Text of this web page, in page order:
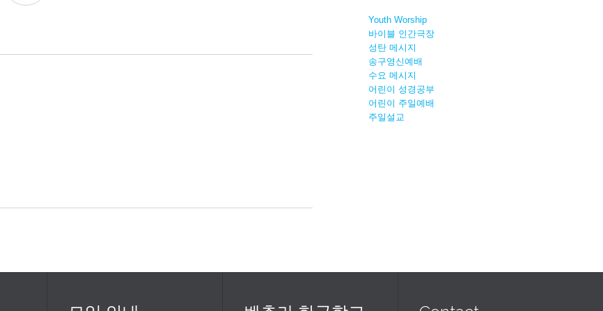
Youth Worship
바이블 인간극장
성탄 메시지
송구영신예배
수요 메시지
어린이 성경공부
어린이 주일예배
주일설교